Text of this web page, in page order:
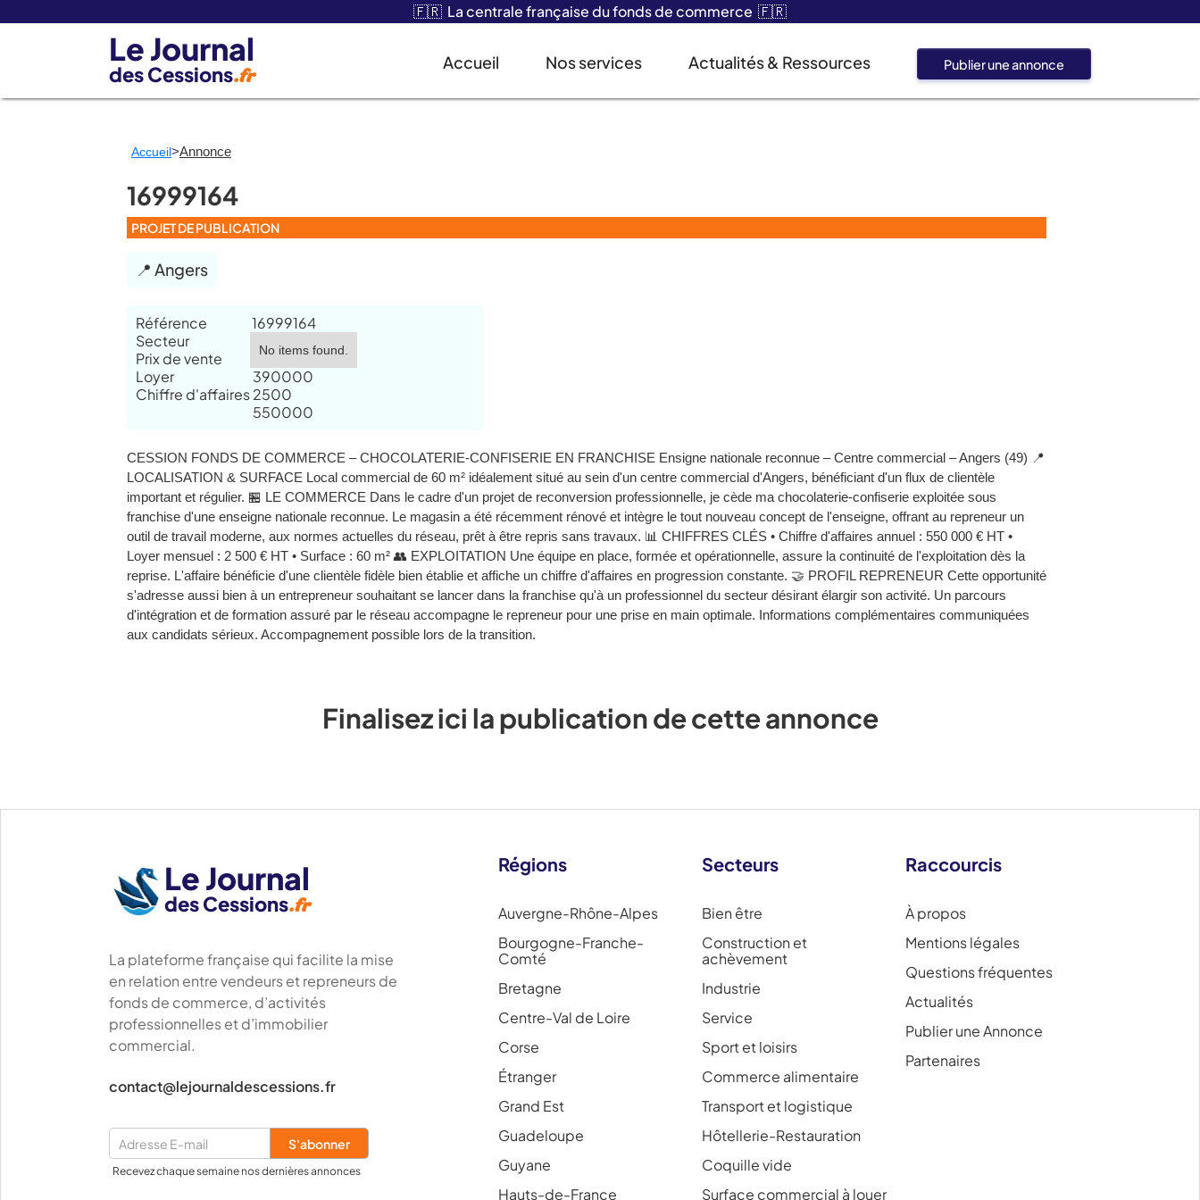
🇫🇷 La centrale française du fonds de commerce 🇫🇷
Le Journal
des Cessions.fr
Publier une annonce
Accueil Nos services Actualités & Ressources
Accueil>Annonce
16999164
PROJET DE PUBLICATION
📍 Angers
Référence
Secteur
Prix de vente
Loyer
Chiffre d'affaires
16999164
No items found.
390000
2500
550000
CESSION FONDS DE COMMERCE – CHOCOLATERIE-CONFISERIE EN FRANCHISE Ensigne nationale reconnue – Centre commercial – Angers (49) 📍
LOCALISATION & SURFACE Local commercial de 60 m² idéalement situé au sein d'un centre commercial d'Angers, bénéficiant d'un flux de clientèle
important et régulier. 🏪 LE COMMERCE Dans le cadre d'un projet de reconversion professionnelle, je cède ma chocolaterie-confiserie exploitée sous
franchise d'une enseigne nationale reconnue. Le magasin a été récemment rénové et intègre le tout nouveau concept de l'enseigne, offrant au repreneur un
outil de travail moderne, aux normes actuelles du réseau, prêt à être repris sans travaux. 📊 CHIFFRES CLÉS • Chiffre d'affaires annuel : 550 000 € HT •
Loyer mensuel : 2 500 € HT • Surface : 60 m² 👥 EXPLOITATION Une équipe en place, formée et opérationnelle, assure la continuité de l'exploitation dès la
reprise. L'affaire bénéficie d'une clientèle fidèle bien établie et affiche un chiffre d'affaires en progression constante. 🤝 PROFIL REPRENEUR Cette opportunité
s'adresse aussi bien à un entrepreneur souhaitant se lancer dans la franchise qu'à un professionnel du secteur désirant élargir son activité. Un parcours
d'intégration et de formation assuré par le réseau accompagne le repreneur pour une prise en main optimale. Informations complémentaires communiquées
aux candidats sérieux. Accompagnement possible lors de la transition.
Finalisez ici la publication de cette annonce
Le Journal
des Cessions.fr
La plateforme française qui facilite la mise
en relation entre vendeurs et repreneurs de
fonds de commerce, d’activités
professionnelles et d’immobilier
commercial.
contact@lejournaldescessions.fr
Recevez chaque semaine nos dernières annonces
Régions
Auvergne-Rhône-Alpes
Bourgogne-Franche-
Comté
Bretagne
Centre-Val de Loire
Corse
Étranger
Grand Est
Guadeloupe
Guyane
Hauts-de-France
Secteurs
Bien être
Construction et
achèvement
Industrie
Service
Sport et loisirs
Commerce alimentaire
Transport et logistique
Hôtellerie-Restauration
Coquille vide
Surface commercial à louer
Raccourcis
À propos
Mentions légales
Questions fréquentes
Actualités
Publier une Annonce
Partenaires